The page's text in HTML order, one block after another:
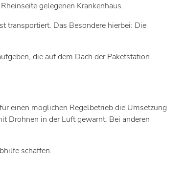
gelegenen Krankenhaus.
transportiert. Das Besondere hierbei: Die
die auf dem Dach der Paketstation
einen möglichen Regelbetrieb die Umsetzung
Drohnen in der Luft gewarnt. Bei anderen
schaffen.